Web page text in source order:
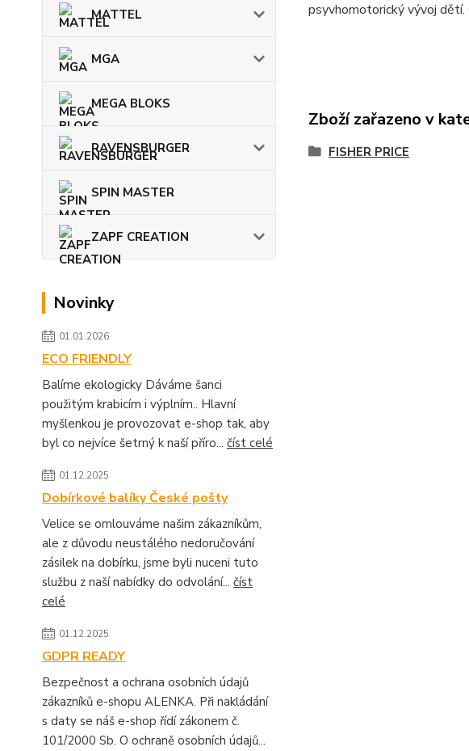
MATTEL
MGA
MEGA BLOKS
RAVENSBURGER
SPIN MASTER
ZAPF CREATION
Novinky
01.01.2026
ECO FRIENDLY
Balíme ekologicky Dáváme šanci
použitým krabicím i výplním.. Hlavní
myšlenkou je provozovat e-shop tak, aby
byl co nejvíce šetrný k naší příro... číst celé
01.12.2025
Dobírkové balíky České pošty
Velice se omlouváme našim zákazníkům,
ale z důvodu neustálého nedoručování
zásilek na dobírku, jsme byli nuceni tuto
službu z naší nabídky do odvolání... číst
celé
01.12.2025
GDPR READY
Bezpečnost a ochrana osobních údajů
zákazníků e-shopu ALENKA. Při nakládání
s daty se náš e-shop řídí zákonem č.
101/2000 Sb. O ochraně osobních údajů...
psyvhomotorický vývoj
Zboží zařazeno v
FISHER PRICE